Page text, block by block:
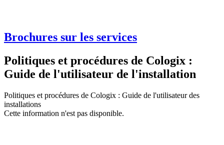
Brochures sur les services
Politiques et procédures de Cologix :
Guide de l'utilisateur de l'installation
Politiques et procédures de Cologix : Guide de l'utilisateur des
installations
Cette information n'est pas disponible.